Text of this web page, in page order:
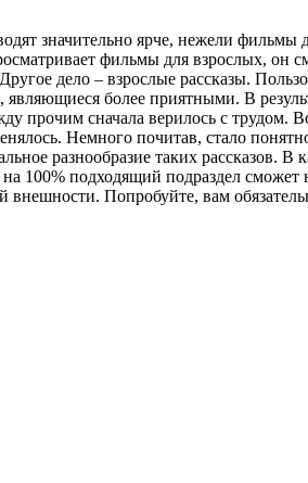
значительно ярче, нежели
фильмы для взрослых,
дело – взрослые рассказы.
более приятными. В
прочим сначала верилось с трудом.
Немного почитав, стало
разнообразие таких рассказов.
100% подходящий подраздел
внешности. Попробуйте, вам